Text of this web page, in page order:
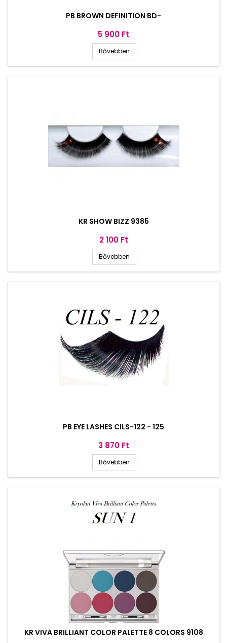
PB BROWN DEFINITION BD-
Ár
5 900 Ft
Bővebben
KR SHOW BIZZ 9385
Ár
2 100 Ft
Bővebben
PB EYE LASHES CILS-122 - 125
Ár
3 870 Ft
Bővebben
KR VIVA BRILLIANT COLOR PALETTE 8 COLORS 9108